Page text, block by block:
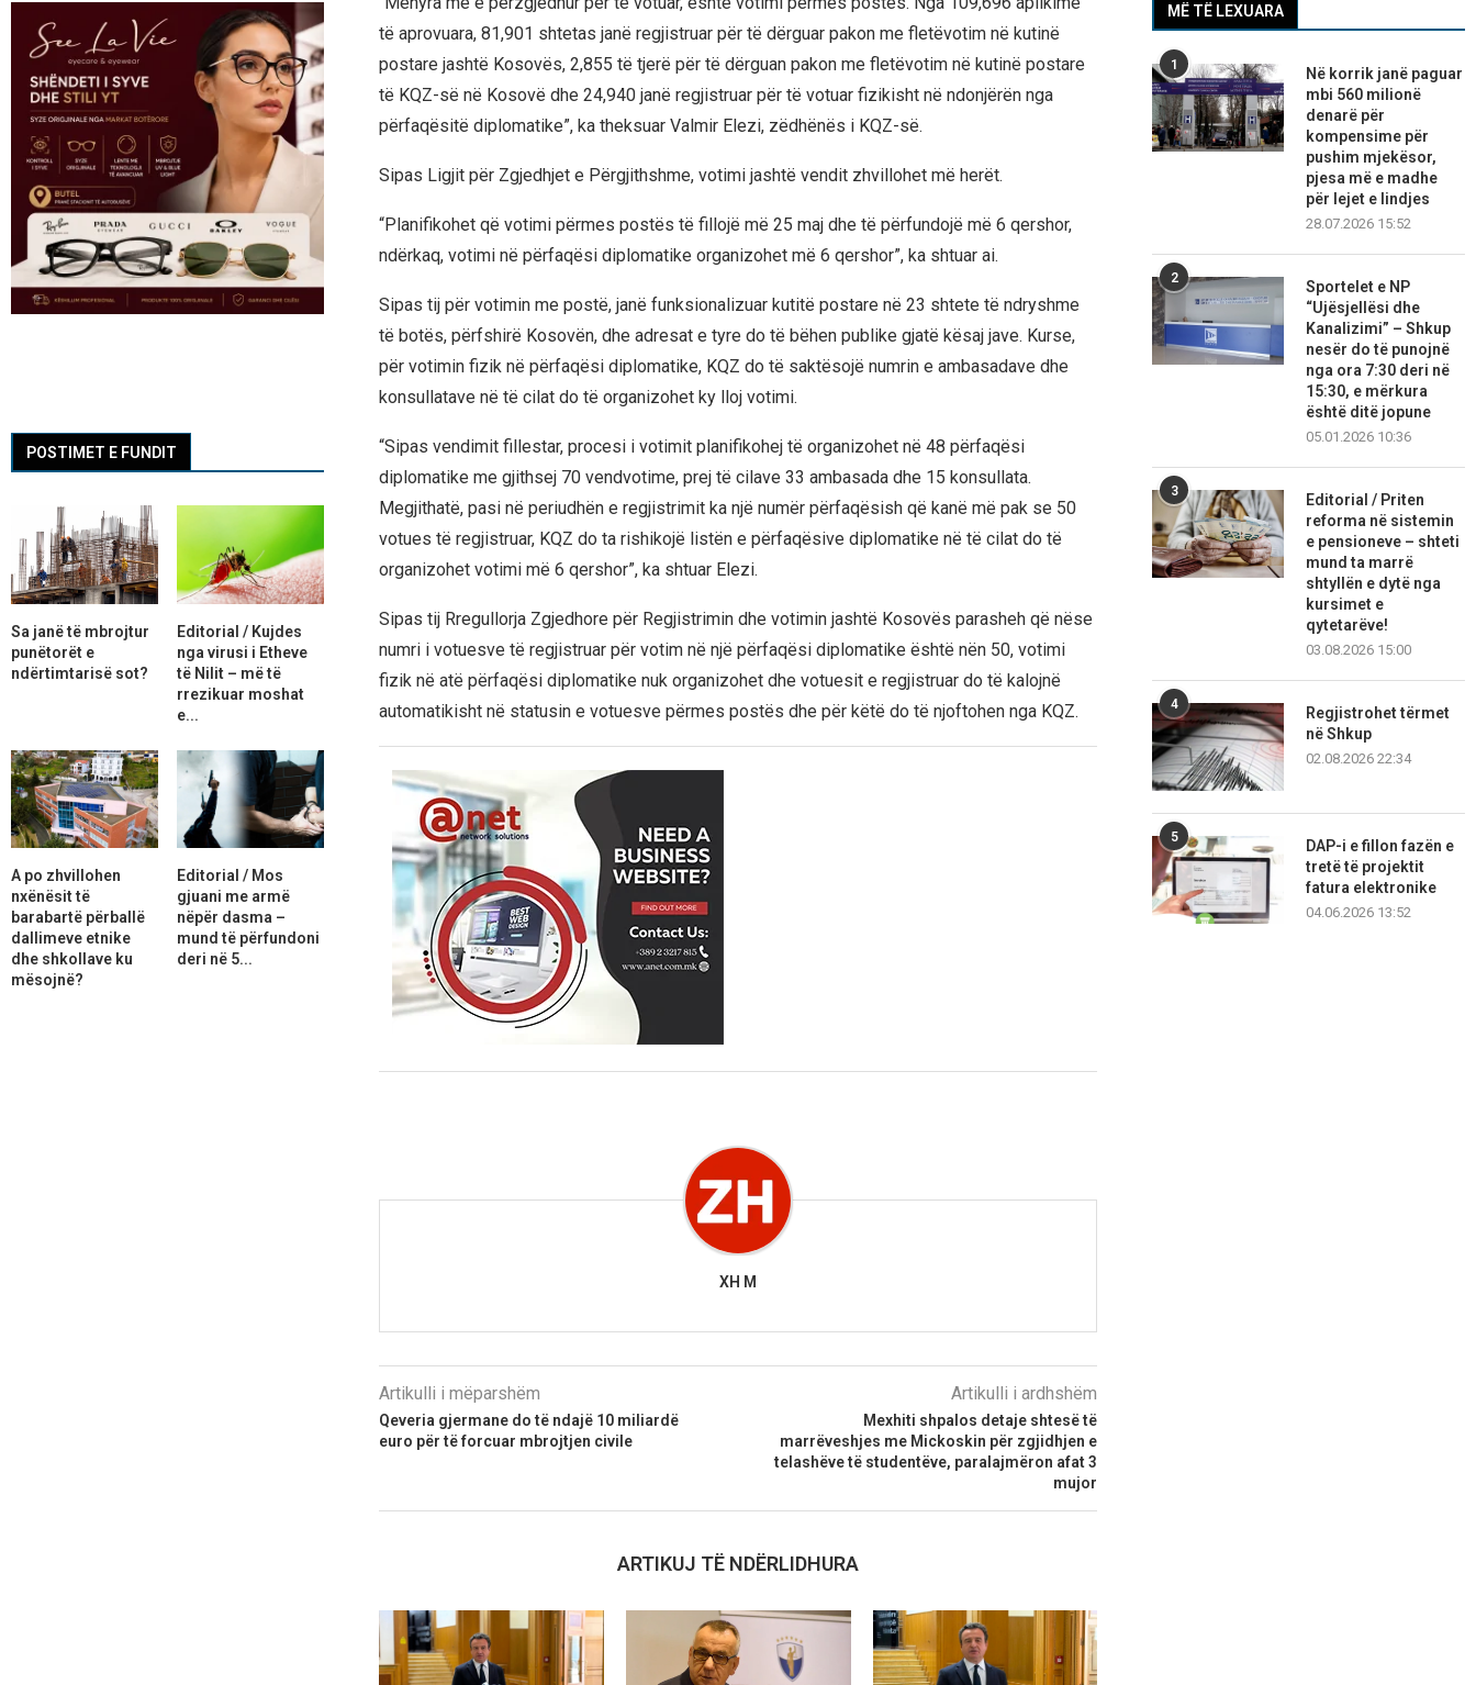
të aprovuara, 81,901 shtetas janë regjistruar për të dërguar pakon me fletëvotim në kutinë
postare jashtë Kosovës, 2,855 të tjerë për të dërguan pakon me fletëvotim në kutinë postare
të KQZ-së në Kosovë dhe 24,940 janë regjistruar për të votuar fizikisht në ndonjërën nga
përfaqësitë diplomatike”, ka theksuar Valmir Elezi, zëdhënës i KQZ-së.
Sipas Ligjit për Zgjedhjet e Përgjithshme, votimi jashtë vendit zhvillohet më herët.
“Planifikohet që votimi përmes postës të fillojë më 25 maj dhe të përfundojë më 6 qershor,
ndërkaq, votimi në përfaqësi diplomatike organizohet më 6 qershor”, ka shtuar ai.
Sipas tij për votimin me postë, janë funksionalizuar kutitë postare në 23 shtete të ndryshme
të botës, përfshirë Kosovën, dhe adresat e tyre do të bëhen publike gjatë kësaj jave. Kurse,
për votimin fizik në përfaqësi diplomatike, KQZ do të saktësojë numrin e ambasadave dhe
konsullatave në të cilat do të organizohet ky lloj votimi.
“Sipas vendimit fillestar, procesi i votimit planifikohej të organizohet në 48 përfaqësi
diplomatike me gjithsej 70 vendvotime, prej të cilave 33 ambasada dhe 15 konsullata.
Megjithatë, pasi në periudhën e regjistrimit ka një numër përfaqësish që kanë më pak se 50
votues të regjistruar, KQZ do ta rishikojë listën e përfaqësive diplomatike në të cilat do të
organizohet votimi më 6 qershor”, ka shtuar Elezi.
Sipas tij Rregullorja Zgjedhore për Regjistrimin dhe votimin jashtë Kosovës parasheh që nëse
numri i votuesve të regjistruar për votim në një përfaqësi diplomatike është nën 50, votimi
fizik në atë përfaqësi diplomatike nuk organizohet dhe votuesit e regjistruar do të kalojnë
automatikisht në statusin e votuesve përmes postës dhe për këtë do të njoftohen nga KQZ.
XH M
Artikulli i mëparshëm
Qeveria gjermane do të ndajë 10 miliardë
euro për të forcuar mbrojtjen civile
Artikulli i ardhshëm
Mexhiti shpalos detaje shtesë të
marrëveshjes me Mickoskin për zgjidhjen e
telashëve të studentëve, paralajmëron afat 3
mujor
ARTIKUJ TË NDËRLIDHURA
MË TË LEXUARA
1
Në korrik janë paguar
mbi 560 milionë
denarë për
kompensime për
pushim mjekësor,
pjesa më e madhe
për lejet e lindjes
28.07.2026 15:52
2
Sportelet e NP
“Ujësjellësi dhe
Kanalizimi” – Shkup
nesër do të punojnë
nga ora 7:30 deri në
15:30, e mërkura
është ditë jopune
05.01.2026 10:36
3
Editorial / Priten
reforma në sistemin
e pensioneve – shteti
mund ta marrë
shtyllën e dytë nga
kursimet e
qytetarëve!
03.08.2026 15:00
4
Regjistrohet tërmet
në Shkup
02.08.2026 22:34
5
DAP-i e fillon fazën e
tretë të projektit
fatura elektronike
04.06.2026 13:52
POSTIMET E FUNDIT
Sa janë të mbrojtur
punëtorët e
ndërtimtarisë sot?
Editorial / Kujdes
nga virusi i Etheve
të Nilit – më të
rrezikuar moshat
e...
A po zhvillohen
nxënësit të
barabartë përballë
dallimeve etnike
dhe shkollave ku
mësojnë?
Editorial / Mos
gjuani me armë
nëpër dasma –
mund të përfundoni
deri në 5...